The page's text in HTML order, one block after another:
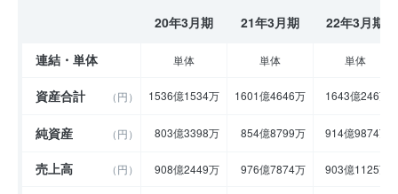
20年3月期 21年3月期 22年3月期
連結・単体 単体 単体 単体
資産合計 （円） 1536億1534万 1601億4646万 1643億246万
純資産 （円） 803億3398万 854億8799万 914億9874万
売上高 （円） 908億2449万 976億7874万 903億1125万